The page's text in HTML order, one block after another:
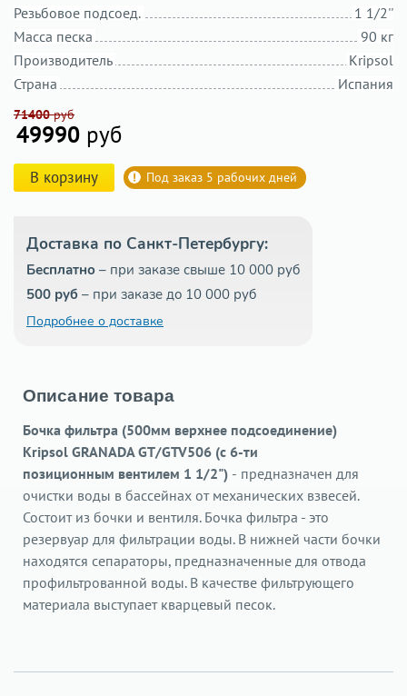
1 1/2''
Резьбовое подсоед.
90 кг
Масса песка
Kripsol
Производитель
Испания
Страна
71400руб
49990 руб
В корзину Под заказ 5 рабочих дней
Доставка по Санкт-Петербургу:
Бесплатно – при заказе свыше 10 000 руб
500 руб – при заказе до 10 000 руб
Подробнее о доставке
Описание товара
Бочка фильтра (500мм верхнее подсоединение)
Kripsol GRANADA GT/GTV506 (с 6-ти
позиционным вентилем 1 1/2") - предназначен для
очистки воды в бассейнах от механических взвесей.
Состоит из бочки и вентиля. Бочка фильтра - это
резервуар для фильтрации воды. В нижней части бочки
находятся сепараторы, предназначенные для отвода
профильтрованной воды. В качестве фильтрующего
материала выступает кварцевый песок.